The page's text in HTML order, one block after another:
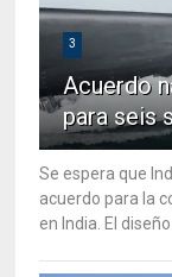
3
Acuerdo
para seis
Se espera que
acuerdo para la
en India. El diseño